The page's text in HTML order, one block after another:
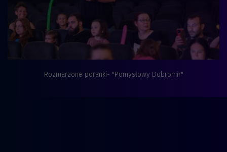
Rozmarzone poranki- "Pomysłowy Dobromir"